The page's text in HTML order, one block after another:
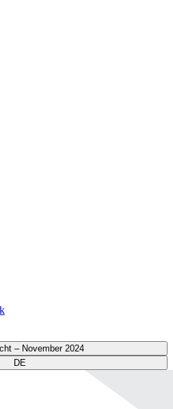
– November 2024
DE